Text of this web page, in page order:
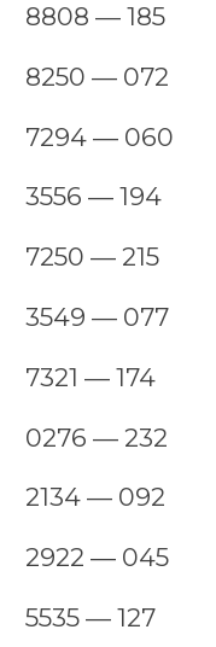
8808 — 185
8250 — 072
7294 — 060
3556 — 194
7250 — 215
3549 — 077
7321 — 174
0276 — 232
2134 — 092
2922 — 045
5535 — 127